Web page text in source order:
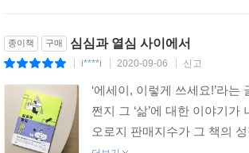
종이책 구매 심심과 열심 사이에서
i****i 2020-09-06 신고
‘에세이, 이렇게 쓰세요!’라
쩐지 그 ‘삶’에 대한 이야기
오로지 판매지수가 그 책의